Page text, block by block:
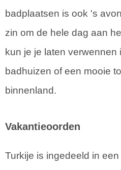
badplaatsen is ook 's
zin om de hele dag aan
kun je je laten verwennen
badhuizen of een mooie
binnenland.
Vakantieoorden
Turkije is ingedeeld in